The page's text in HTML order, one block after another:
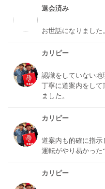
退会済み
カリピー
認識をしていない地
丁寧に道案内をし
カリピー
道案内も的確に指示
カリピー